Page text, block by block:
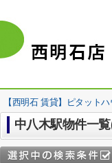
【西明石 賃貸】ピタット
中八木駅物件一